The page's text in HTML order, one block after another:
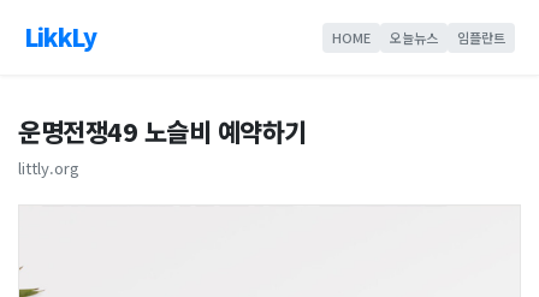
LikkLy HOME 오늘뉴스 임플란트
운명전쟁49 노슬비 예약하기
littly.org